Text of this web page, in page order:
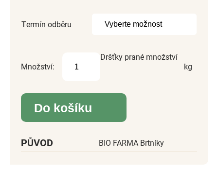
Termín odběru
Dršťky prané množství
Do košíku
PŮVOD BIO FARMA Brtníky